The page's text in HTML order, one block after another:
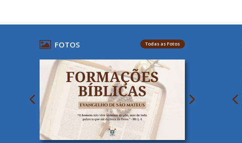
FOTOS Todas as Fotos